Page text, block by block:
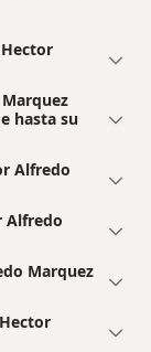
hasta su
Alfredo
Alfredo
Marquez